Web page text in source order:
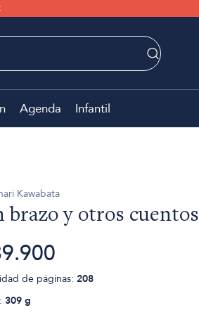
Agenda Infantil
Kawabata
brazo y otros cuentos
de páginas: 208
309 g